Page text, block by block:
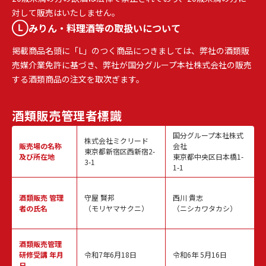
対して販売はいたしません。
みりん・料理酒等の取扱いについて
掲載商品名頭に「L」のつく商品につきましては、弊社の酒類販
売媒介業免許に基づき、弊社が国分グループ本社株式会社の販売
する酒類商品の注文を取次ぎます。
酒類販売管理者標識
販売場の名称
及び所在地
酒類販売管理
者の氏名
酒類販売管理
研修受講 年月
株式会社ミクリード
東京都新宿区西新宿2-
3-1
守屋 賢邦
（モリヤマサクニ）
令和7年6月18日
国分グループ本社株式
会社
東京都中央区日本橋1-
1-1
西川 貴志
（ニシカワタカシ）
令和6年 5月16日